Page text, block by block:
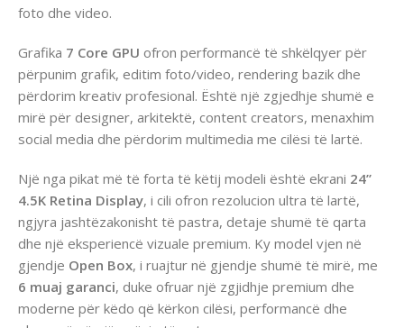
foto dhe video.
Grafika 7 Core GPU ofron performancë të shkëlqyer për
përpunim grafik, editim foto/video, rendering bazik dhe
përdorim kreativ profesional. Është një zgjedhje shumë e
mirë për designer, arkitektë, content creators, menaxhim
social media dhe përdorim multimedia me cilësi të lartë.
Një nga pikat më të forta të këtij modeli është ekrani 24”
4.5K Retina Display, i cili ofron rezolucion ultra të lartë,
ngjyra jashtëzakonisht të pastra, detaje shumë të qarta
dhe një eksperiencë vizuale premium. Ky model vjen në
gjendje Open Box, i ruajtur në gjendje shumë të mirë, me
6 muaj garanci, duke ofruar një zgjidhje premium dhe
moderne për këdo që kërkon cilësi, performancë dhe